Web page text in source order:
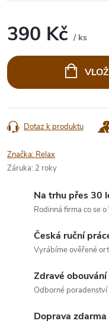
390 Kč / ks
cena:
Dotaz k produktu
Značka: Relax
Záruka: 2 roky
Na trhu přes 30
Rodinná firma co se
Česká ruční
Vyrábíme ověřené
Zdravé obouvání
Odborné
Doprava zdarma